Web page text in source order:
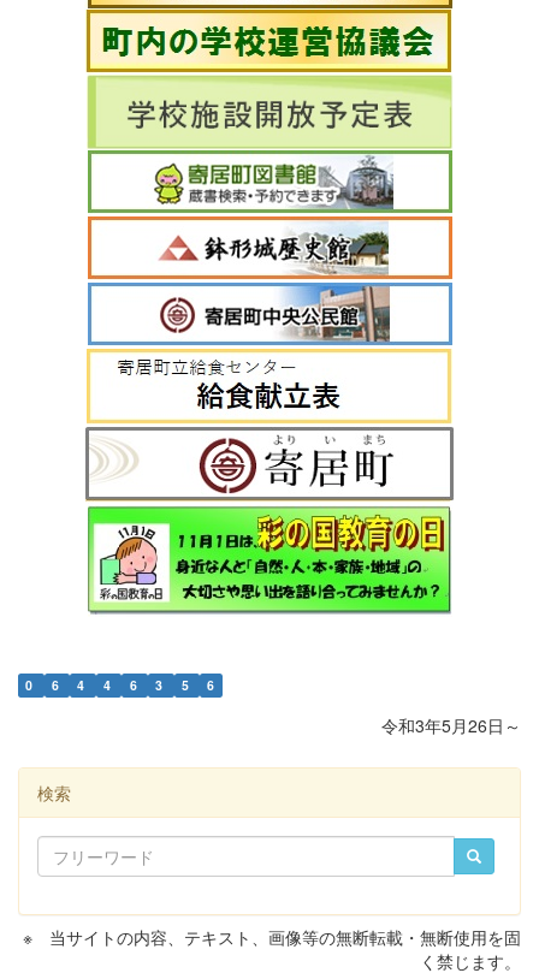
0 6 4 4 6 3 5 6
令和3年5月26日～
検索
※ 当サイトの内容、テキスト、画像等の無断転載・無断使用を固
く禁じます。